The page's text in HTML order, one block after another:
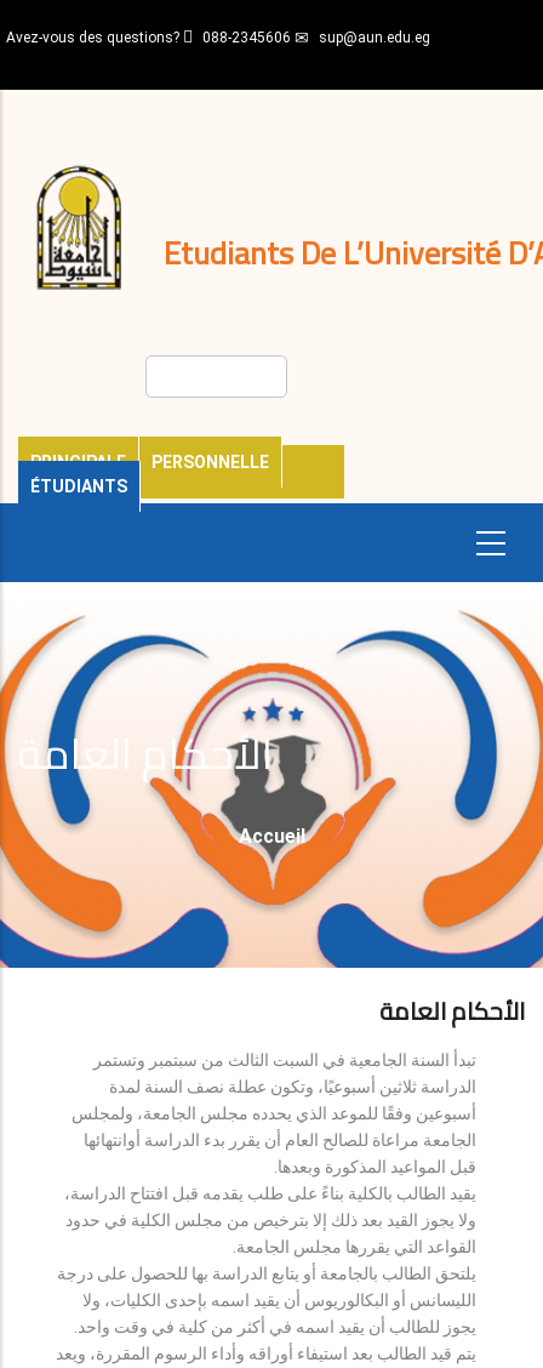
au
principal
Avez-vous des questions? 088-2345606 sup@aun.edu.eg
Etudiants De L’Université
PRINCIPALE
PERSONNELLE
ÉTUDIANTS
décisions
Expatriés
Journal
الأحكام العامة
Fil
D'Ariane
Accueil
الأحكام العامة
تبدأ السنة الجامعية في السبت الثالث من سبتمبر وتستمر
الدراسة ثلاثين أسبوعيًا، وتكون عطلة نصف السنة لمدة
أسبوعين وفقًا للموعد الذي يحدده مجلس الجامعة، ولمجلس
الجامعة مراعاة للصالح العام أن يقرر بدء الدراسة أوانتهائها
قبل المواعيد المذكورة وبعدها.
يقيد الطالب بالكلية بناءً على طلب يقدمه قبل افتتاح الدراسة،
ولا يجوز القيد بعد ذلك إلا بترخيص من مجلس الكلية في حدود
القواعد التي يقررها مجلس الجامعة.
يلتحق الطالب بالجامعة أو يتابع الدراسة بها للحصول على درجة
الليسانس أو البكالوريوس أن يقيد اسمه بإحدى الكليات، ولا
يجوز للطالب أن يقيد اسمه في أكثر من كلية في وقت واحد.
يتم قيد الطالب بعد استيفاء أوراقه وأداء الرسوم المقررة، ويعد